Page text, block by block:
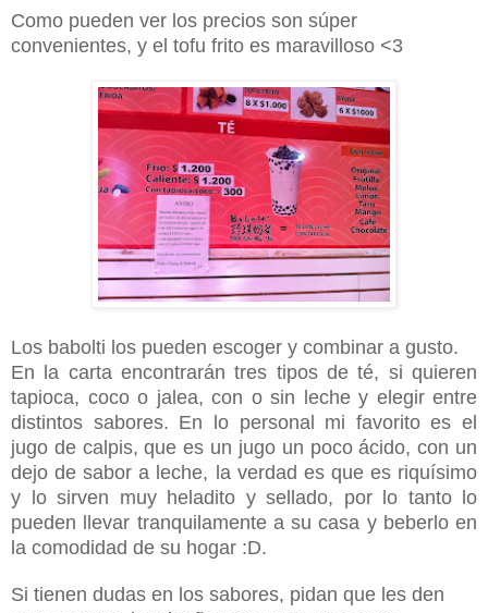
Como pueden ver los precios son súper
convenientes, y el tofu frito es maravilloso <3
Los babolti los pueden escoger y combinar a gusto.
En la carta encontrarán tres tipos de té, si quieren
tapioca, coco o jalea, con o sin leche y elegir entre
distintos sabores. En lo personal mi favorito es el
jugo de calpis, que es un jugo un poco ácido, con un
dejo de sabor a leche, la verdad es que es riquísimo
y lo sirven muy heladito y sellado, por lo tanto lo
pueden llevar tranquilamente a su casa y beberlo en
la comodidad de su hogar :D.
Si tienen dudas en los sabores, pidan que les den